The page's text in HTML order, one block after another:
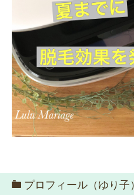
プロフィール（ゆり子）